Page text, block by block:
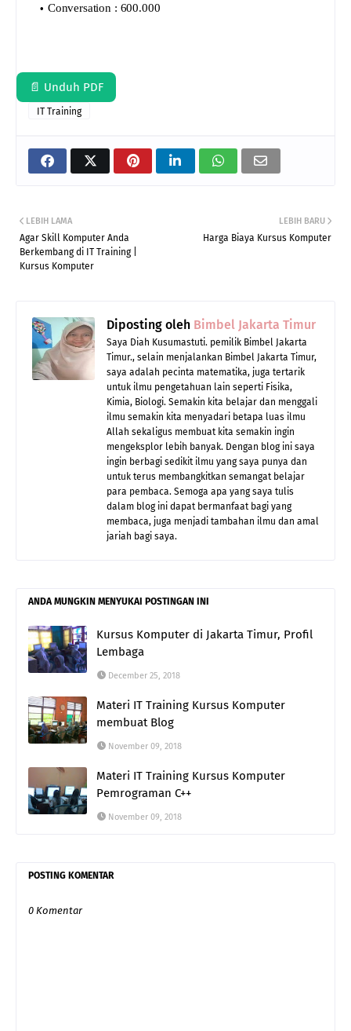
Conversation : 600.000
📄 Unduh PDF
IT Training
LEBIH BARU
Harga Biaya Kursus Komputer
LEBIH LAMA
Agar Skill Komputer Anda
Berkembang di IT Training |
Kursus Komputer
Diposting oleh Bimbel Jakarta Timur
Saya Diah Kusumastuti. pemilik Bimbel Jakarta
Timur., selain menjalankan Bimbel Jakarta Timur,
saya adalah pecinta matematika, juga tertarik
untuk ilmu pengetahuan lain seperti Fisika,
Kimia, Biologi. Semakin kita belajar dan menggali
ilmu semakin kita menyadari betapa luas ilmu
Allah sekaligus membuat kita semakin ingin
mengeksplor lebih banyak. Dengan blog ini saya
ingin berbagi sedikit ilmu yang saya punya dan
untuk terus membangkitkan semangat belajar
para pembaca. Semoga apa yang saya tulis
dalam blog ini dapat bermanfaat bagi yang
membaca, juga menjadi tambahan ilmu dan amal
jariah bagi saya.
ANDA MUNGKIN MENYUKAI POSTINGAN INI
Kursus Komputer di Jakarta Timur, Profil
Lembaga
December 25, 2018
Materi IT Training Kursus Komputer
membuat Blog
November 09, 2018
Materi IT Training Kursus Komputer
Pemrograman C++
November 09, 2018
POSTING KOMENTAR
0 Komentar